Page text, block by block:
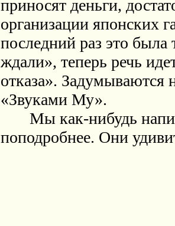
приносят деньги,
организации японских
последний раз это была
ждали», теперь речь
отказа». Задумываются
«Звуками Му».
Мы как-нибудь
поподробнее. Они